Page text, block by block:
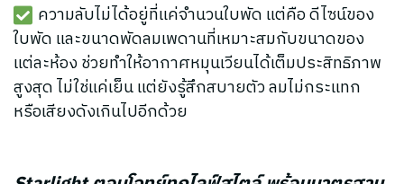
ความลับไม่ได้อยู่ที่แค่จำนวนใบพัด แต่คือ ดีไซน์ของ
ใบพัด และขนาดพัดลมเพดานที่เหมาะสมกับขนาดของ
แต่ละห้อง ช่วยทำให้อากาศหมุนเวียนได้เต็มประสิทธิภาพ
สูงสุด ไม่ใช่แค่เย็น แต่ยังรู้สึกสบายตัว ลมไม่กระแทก
หรือเสียงดังเกินไปอีกด้วย